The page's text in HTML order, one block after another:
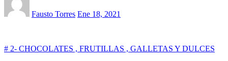
Fausto Torres Ene 18, 2021
# 2- CHOCOLATES , FRUTILLAS , GALLETAS Y DULCES